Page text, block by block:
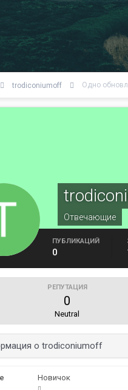
trodiconiumoff Одно
Отвечающие
ПУБЛИКАЦИЙ
0
РЕПУТАЦИЯ
0
Neutral
о trodiconiumoff
Новичок